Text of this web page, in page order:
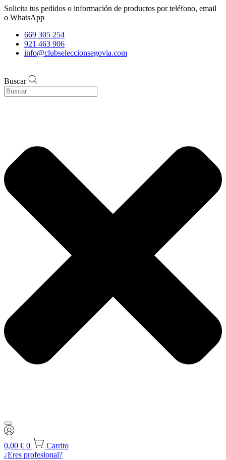
Solicita tus pedidos o información de productos por teléfono, email
o WhatsApp
669 305 254
921 463 906
info@clubseleccionsegovia.com
Buscar
0,00 € 0
Carrito
¿Eres profesional?